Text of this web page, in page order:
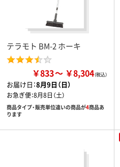
テラモト BM-2 ホーキ
￥833 ￥8,304
お届け日：8月9日（日）
お急ぎ便：8月8日（土）
商品タイプ・販売単位違いの商品が4商品あ
ります